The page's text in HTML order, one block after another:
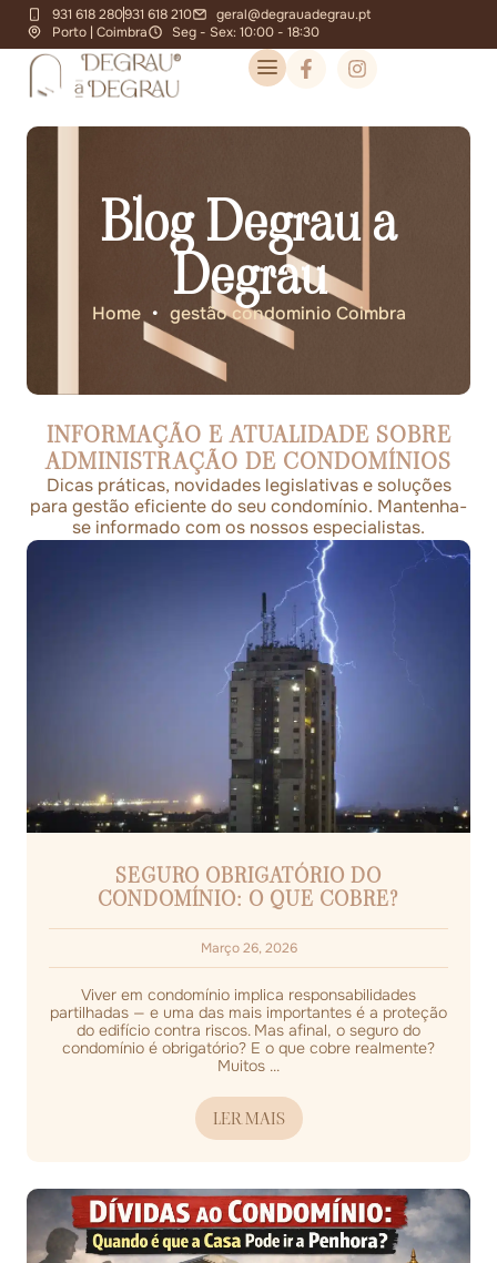
931 618 280931 618 210
geral@degrauadegrau.pt
Porto | Coimbra
Seg - Sex: 10:00 - 18:30
Blog Degrau a
Degrau
Home • gestão condominio Coimbra
INFORMAÇÃO E ATUALIDADE SOBRE
ADMINISTRAÇÃO DE CONDOMÍNIOS
Dicas práticas, novidades legislativas e soluções
para gestão eficiente do seu condomínio. Mantenha-
se informado com os nossos especialistas.
SEGURO OBRIGATÓRIO DO
CONDOMÍNIO: O QUE COBRE?
Março 26, 2026
Viver em condomínio implica responsabilidades
partilhadas — e uma das mais importantes é a proteção
do edifício contra riscos. Mas afinal, o seguro do
condomínio é obrigatório? E o que cobre realmente?
Muitos ...
LER MAIS